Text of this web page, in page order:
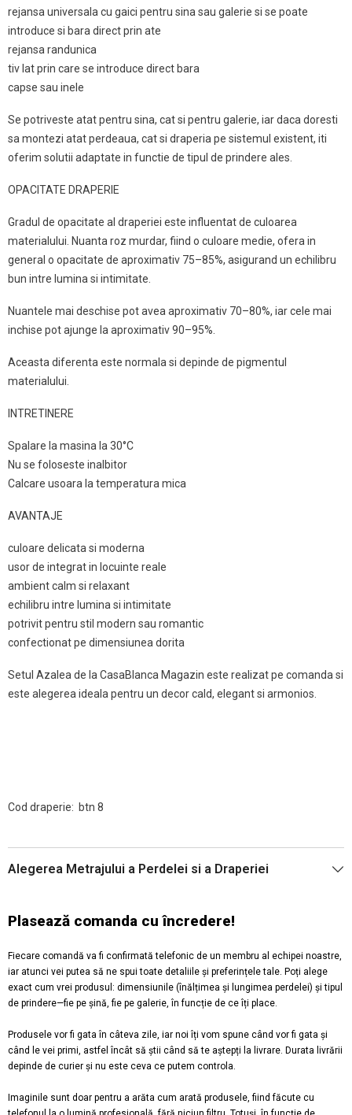
rejansa universala cu gaici pentru sina sau galerie si se poate
introduce si bara direct prin ate
rejansa randunica
tiv lat prin care se introduce direct bara
capse sau inele
Se potriveste atat pentru sina, cat si pentru galerie, iar daca doresti
sa montezi atat perdeaua, cat si draperia pe sistemul existent, iti
oferim solutii adaptate in functie de tipul de prindere ales.
OPACITATE DRAPERIE
Gradul de opacitate al draperiei este influentat de culoarea
materialului. Nuanta roz murdar, fiind o culoare medie, ofera in
general o opacitate de aproximativ 75–85%, asigurand un echilibru
bun intre lumina si intimitate.
Nuantele mai deschise pot avea aproximativ 70–80%, iar cele mai
inchise pot ajunge la aproximativ 90–95%.
Aceasta diferenta este normala si depinde de pigmentul
materialului.
INTRETINERE
Spalare la masina la 30°C
Nu se foloseste inalbitor
Calcare usoara la temperatura mica
AVANTAJE
culoare delicata si moderna
usor de integrat in locuinte reale
ambient calm si relaxant
echilibru intre lumina si intimitate
potrivit pentru stil modern sau romantic
confectionat pe dimensiunea dorita
Setul Azalea de la CasaBlanca Magazin este realizat pe comanda si
este alegerea ideala pentru un decor cald, elegant si armonios.
Cod draperie: btn 8
Alegerea Metrajului a Perdelei si a Draperiei
Plasează comanda cu încredere!
Fiecare comandă va fi confirmată telefonic de un membru al echipei noastre,
iar atunci vei putea să ne spui toate detaliile și preferințele tale. Poți alege
exact cum vrei produsul: dimensiunile (înălțimea și lungimea perdelei) și tipul
de prindere—fie pe șină, fie pe galerie, în funcție de ce îți place.
Produsele vor fi gata în câteva zile, iar noi îți vom spune când vor fi gata și
când le vei primi, astfel încât să știi când să te aștepți la livrare. Durata livrării
depinde de curier și nu este ceva ce putem controla.
Imaginile sunt doar pentru a arăta cum arată produsele, fiind făcute cu